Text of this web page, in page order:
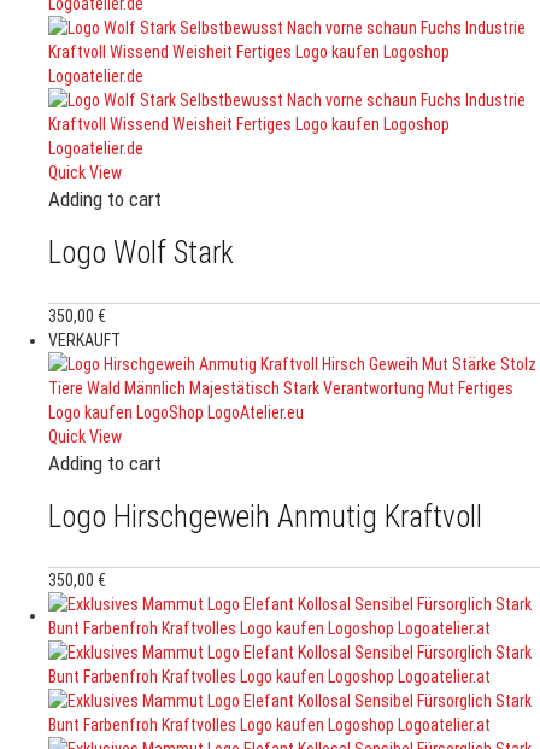
Quick View
Adding to cart
Logo Wolf Stark
350,00 €
VERKAUFT
Quick View
Adding to cart
Logo Hirschgeweih Anmutig Kraftvoll
350,00 €